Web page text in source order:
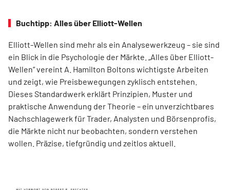
Buchtipp: Alles über Elliott-Wellen
Elliott-Wellen sind mehr als ein Analysewerkzeug – sie sind
ein Blick in die Psychologie der Märkte. „Alles über Elliott-
Wellen“ vereint A. Hamilton Boltons wichtigste Arbeiten
und zeigt, wie Preisbewegungen zyklisch entstehen.
Dieses Standardwerk erklärt Prinzipien, Muster und
praktische Anwendung der Theorie – ein unverzichtbares
Nachschlagewerk für Trader, Analysten und Börsenprofis,
die Märkte nicht nur beobachten, sondern verstehen
wollen. Präzise, tiefgründig und zeitlos aktuell.